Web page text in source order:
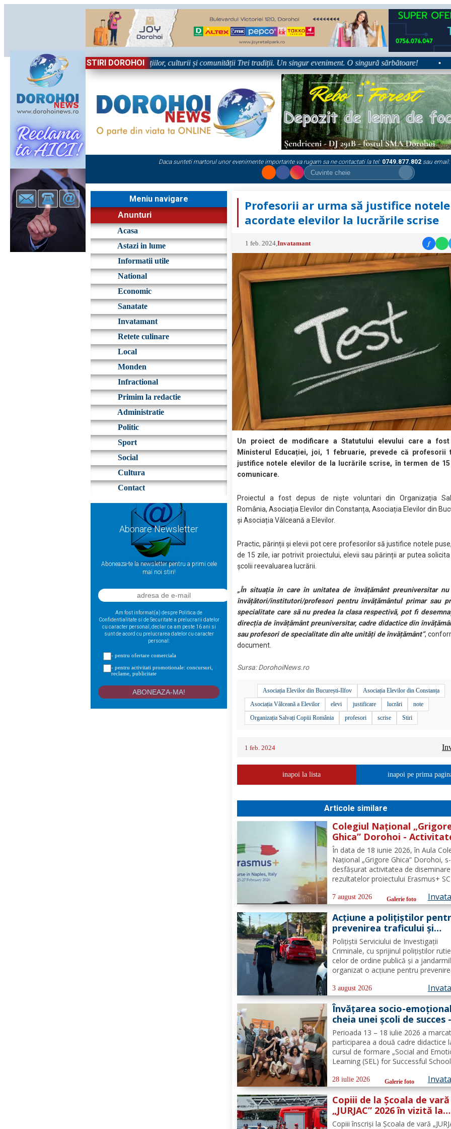
STIRI DOROHOI
Sărbătoare!” – trei zile dedicate tradițiilor, culturii și comunității Trei tradiții. Un singur eveniment. O singură sărbătoare! •
Daca sunteti martorul unor evenimente importante va rugam sa ne contactati la tel: 0749.877.802 sau email:
Meniu navigare
Anunturi
Acasa
Astazi in lume
Informatii utile
National
Economic
Sanatate
Invatamant
Retete culinare
Local
Monden
Infractional
Primim la redactie
Administratie
Politic
Sport
Social
Cultura
Contact
Abonare Newsletter
Aboneaza-te la newsletter pentru a primi cele
mai noi stiri!
Am fost informat(a) despre Politica de
Confidentialitate si de Securitate a prelucrarii datelor
cu caracter personal, declar ca am peste 16 ani si
sunt de acord cu prelucrarea datelor cu caracter
personal:
- pentru ofertare comerciala
- pentru activitati promotionale: concursuri,
reclame, publicitate
Profesorii ar urma să justifice notele
acordate elevilor la lucrările scrise
1 feb. 2024 ,Invatamant f
Un proiect de modificare a Statutului elevului care a
Ministerul Educației, joi, 1 februarie, prevede că profesorii
justifice notele elevilor de la lucrările scrise, în termen de
comunicare.
Proiectul a fost depus de niște voluntari din Organizația
România, Asociația Elevilor din Constanța, Asociația Elevilor din
și Asociația Vâlceană a Elevilor.
Practic, părinții și elevii pot cere profesorilor să justifice notele
de 15 zile, iar potrivit proiectului, elevii sau părinții ar putea
școlii reevaluarea lucrării.
„În situația în care în unitatea de învățământ preuniversitar
învățători/institutori/profesori pentru învățământul primar sau
specialitate care să nu predea la clasa respectivă, pot fi
direcția de învățământ preuniversitar, cadre didactice din
sau profesori de specialitate din alte unități de învățământ”,
document.
Sursa:DorohoiNews.ro
Asociația Elevilor din București-Ilfov
Asociația Elevilor din Constanța
Asociația Vâlceană a Elevilor
elevi justificare lucrări
note
Organizația Salvați Copiii România
profesori scrise Stiri
1 feb. 2024
inapoi la lista inapoi pe prima
Articole similare
Colegiul Național
Ghica” Dorohoi -
diseminare a rezultatelor
proiectului Erasmus+ SCH,
2025-1-RO01-KA121-SCH-
000333361
În data de 18 iunie 2026, în Aula
Național „Grigore Ghica” Dorohoi,
desfășurat activitatea de
rezultatelor proiectului Erasmus+
000333361, organizată de
doamna Hrab Cristina, și secretarul
unității, doamna Alexa...
7 august 2026 Galerie foto
Acțiune a polițiștilor
prevenirea traficului și
furturilor de autovehicule
Polițiștii Serviciului de Investigații
Criminale, cu sprijinul polițiștilor
celor de ordine publică și a
organizat o acțiune pentru
precum și pentru combaterea
furturilor de autovehicule, pe raza...
3 august 2026
Învățarea socio-
cheia unei școli de succes -
Formare Erasmus+ pentru
două cadre didactice de la
Școala Gimnazială „Spiru
Haret” Dorohoi - FOTO
Perioada 13 – 18 iulie 2026 a marcat
participarea a două cadre didactice
cursul de formare „Social and
Learning (SEL) for Successful
Italia, finanțat prin programul de
Acreditare Erasmus +, domeniul
școlară număr de referință...
28 iulie 2026 Galerie foto
Copiii de la Școala de vară
„JURJAC” 2026 în vizită la
Detașamentul de
Copiii înscriși la Școala de vară